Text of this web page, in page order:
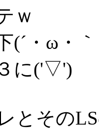
ｗ
(´・ω・
に('▽')
とその